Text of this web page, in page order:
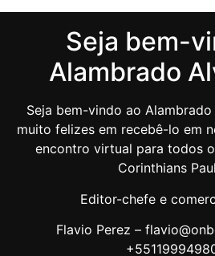
Seja bem-
Alambrado
Seja bem-vindo ao
muito felizes em recebê-lo em
encontro virtual para todos
Corinthians
Editor-chefe e
Flavio Perez –